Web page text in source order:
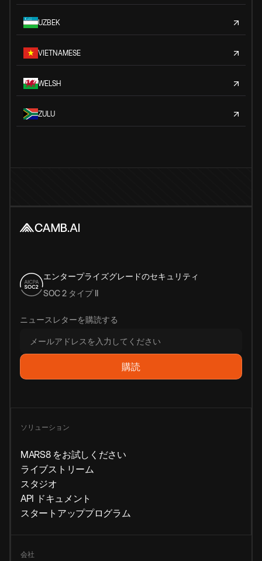
UZBEK
VIETNAMESE
WELSH
ZULU
エンタープライズグレードのセキュリティ
SOC 2 タイプ II
ニュースレターを購読する
ソリューション
MARS8 をお試しください
ライブストリーム
スタジオ
API ドキュメント
スタートアッププログラム
会社